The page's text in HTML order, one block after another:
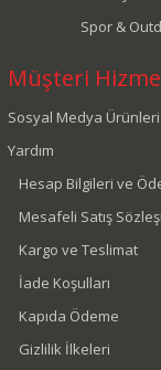
Spor &
Müşteri
Sosyal Medya Ürünleri
Yardım
Hesap Bilgileri ve
Mesafeli Satış
Kargo ve Teslimat
İade Koşulları
Kapıda Ödeme
Gizlilik İlkeleri